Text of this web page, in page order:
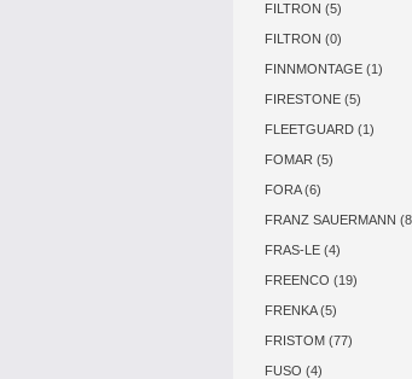
FILTRON (5)
FILTRON (0)
FINNMONTAGE (1)
FIRESTONE (5)
FLEETGUARD (1)
FOMAR (5)
FORA (6)
FRANZ SAUERMANN
FRAS-LE (4)
FREENCO (19)
FRENKA (5)
FRISTOM (77)
FUSO (4)